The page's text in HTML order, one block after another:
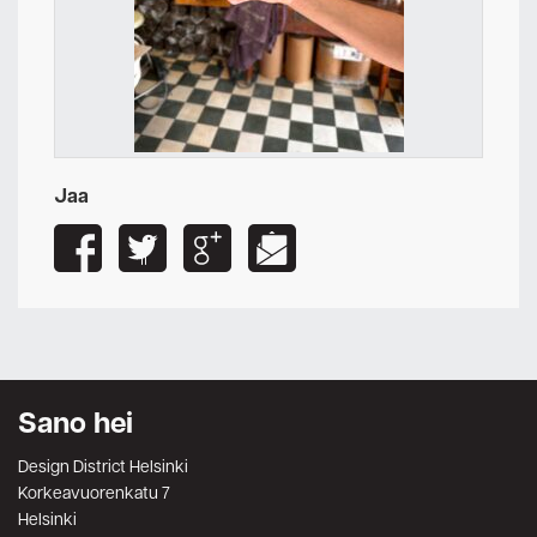
Jaa
Sano hei
Design District Helsinki
Korkeavuorenkatu 7
Helsinki